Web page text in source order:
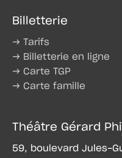
Billetterie
→ Tarifs
→ Billetterie en ligne
→ Carte TGP
→ Carte famille
Théâtre Gérard
59, boulevard Jules-